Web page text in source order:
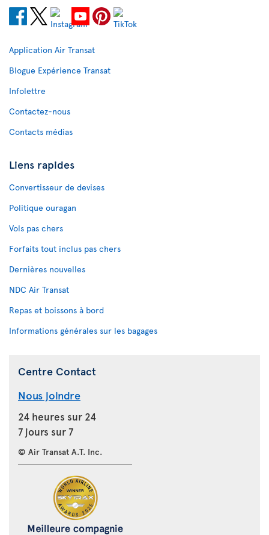
Application Air Transat
Blogue Expérience Transat
Infolettre
Contactez-nous
Contacts médias
Liens rapides
Convertisseur de devises
Politique ouragan
Vols pas chers
Forfaits tout inclus pas chers
Dernières nouvelles
NDC Air Transat
Repas et boissons à bord
Informations générales sur les bagages
Centre Contact
Nous joindre
24 heures sur 24
7 jours sur 7
© Air Transat A.T. Inc.